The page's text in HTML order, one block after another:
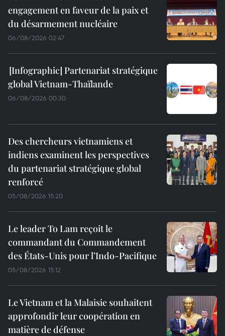
engagement en faveur de la paix et
du désarmement nucléaire
06/08/2026 02:47
Partenariat stratégique
global Vietnam-Thaïlande
06/08/2026 00:30
Des chercheurs vietnamiens et
indiens examinent les perspectives
du partenariat stratégique global
renforcé
05/08/2026 15:20
Le leader To Lam reçoit le
commandant du Commandement
des États-Unis pour l’Indo-Pacifique
05/08/2026 15:12
Le Vietnam et la Malaisie souhaitent
approfondir leur coopération en
matière de défense